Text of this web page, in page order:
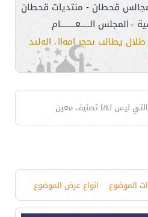
قحطان - منتديات قحطان
> المجلس الـــــعــــــــام
طلال يطالب بحجر اموال الوليد
التي ليس لها تصنيف معين
الموضوع انواع عرض الموضوع